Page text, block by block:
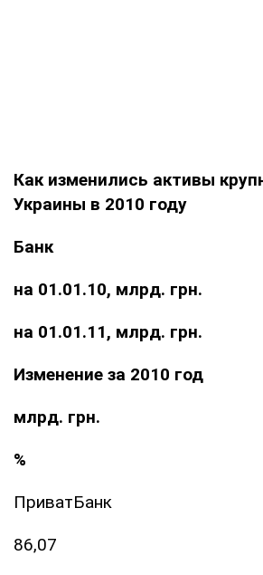
Как изменились активы
Украины в 2010 году
Банк
на 01.01.10, млрд. грн.
на 01.01.11, млрд. грн.
Изменение за 2010 год
млрд. грн.
%
ПриватБанк
86,07